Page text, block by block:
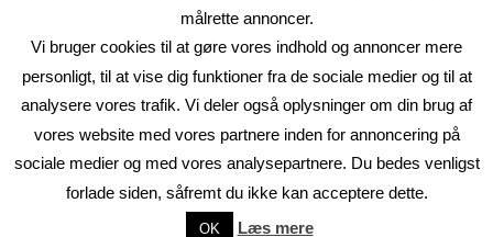
On2Net Link Katalog
målrette annoncer.
Vi bruger cookies til at gøre vores indhold og annoncer mere
personligt, til at vise dig funktioner fra de sociale medier og til at
analysere vores trafik. Vi deler også oplysninger om din brug af
vores website med vores partnere inden for annoncering på
sociale medier og med vores analysepartnere. Du bedes venligst
forlade siden, såfremt du ikke kan acceptere dette.
OK Læs mere